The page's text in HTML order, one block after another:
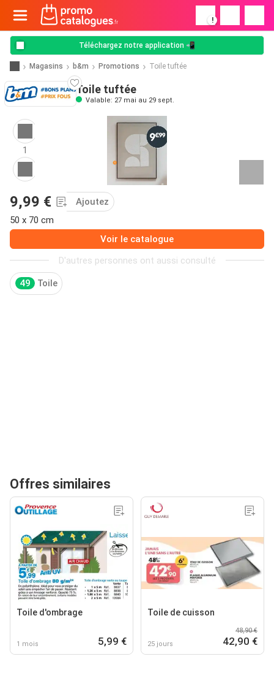
!
Téléchargez notre application 📲
Magasins b&m Promotions Toile tuftée
Toile tuftée
Valable: 27 mai au 29 sept.
1
9,99 €
Ajoutez
50 x 70 cm
Voir le catalogue
D'autres personnes ont aussi consulté
49 Toile
Offres similaires
Toile d'ombrage
1 mois 5,99 €
Toile de cuisson
25 jours
48,90 €
42,90 €